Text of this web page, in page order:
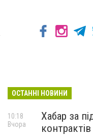
ОСТАННІ НОВИНИ
Хабар за
10:18
Вчора